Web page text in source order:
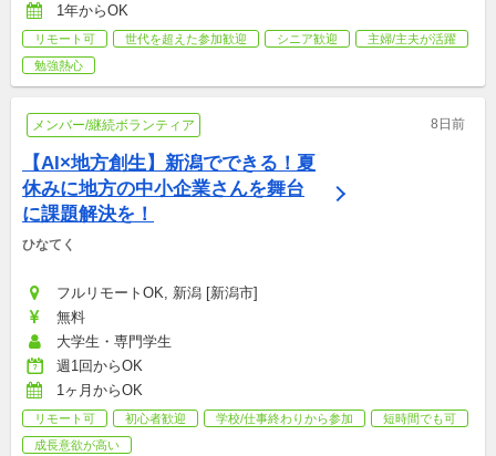
1年からOK
リモート可 世代を超えた参加歓迎 シニア歓迎
主婦/主夫が活躍
勉強熱心
メンバー/継続ボランティア 8日前
【AI×地方創生】新潟でできる！夏
休みに地方の中小企業さんを舞台
に課題解決を！
ひなてく
フルリモートOK, 新潟 [新潟市]
無料
大学生・専門学生
週1回からOK
1ヶ月からOK
リモート可 初心者歓迎 学校/仕事終わりから参加
短時間でも可
成長意欲が高い